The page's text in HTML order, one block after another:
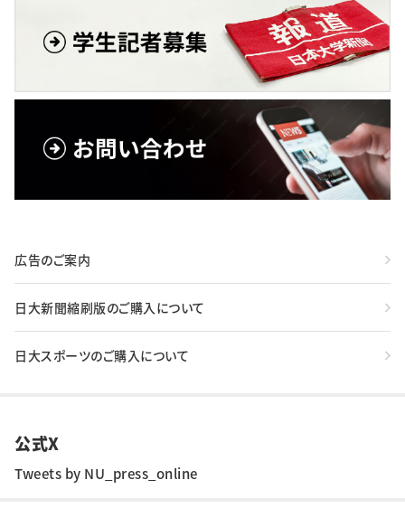
広告のご案内
日大新聞縮刷版のご購入について
日大スポーツのご購入について
公式X
Tweets by NU_press_online